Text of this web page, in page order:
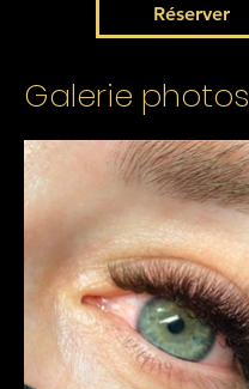
Réserver
Galerie photos